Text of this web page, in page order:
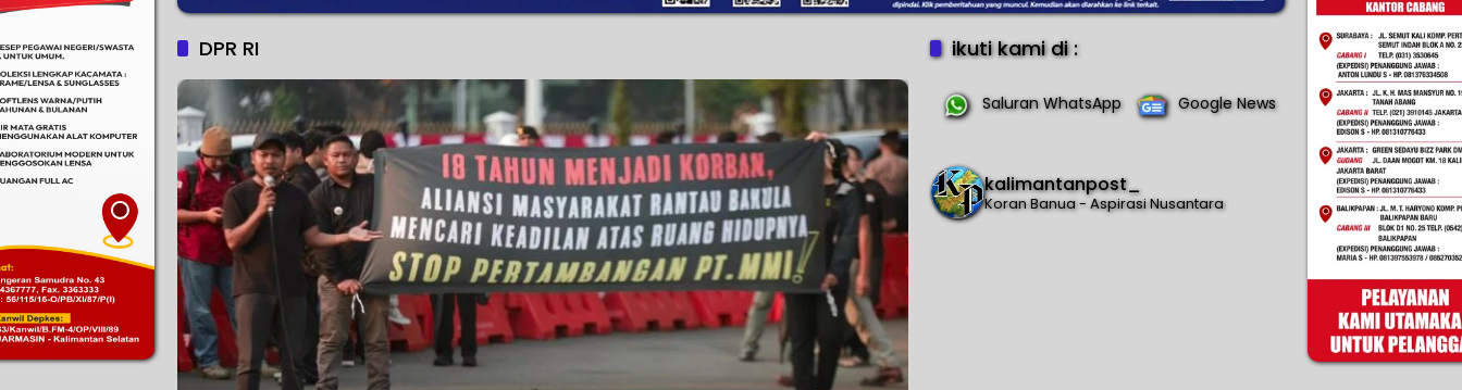
DPR RI ikuti kami di :
Saluran WhatsApp Google News
kalimantanpost_
Koran Banua - Aspirasi Nusantara